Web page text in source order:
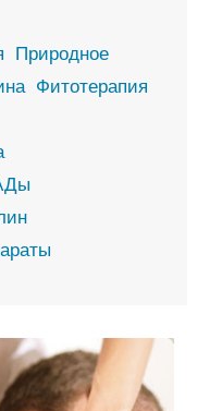
Природное
Фитотерапия